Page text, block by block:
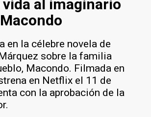
al imaginario
en la célebre novela de
sobre la familia
Macondo. Filmada en
en Netflix el 11 de
con la aprobación de la